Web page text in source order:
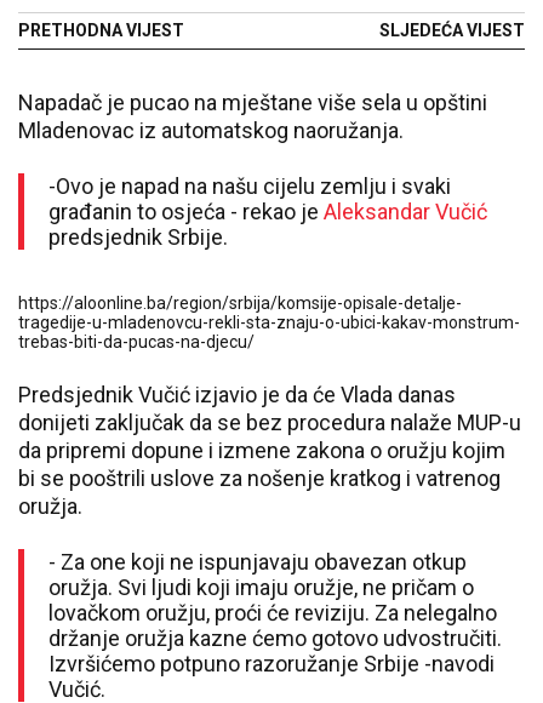
PRETHODNA VIJEST SLJEDEĆA VIJEST
Napadač je pucao na mještane više sela u opštini
Mladenovac iz automatskog naoružanja.
-Ovo je napad na našu cijelu zemlju i svaki
građanin to osjeća - rekao je Aleksandar Vučić
predsjednik Srbije.
https://aloonline.ba/region/srbija/komsije-opisale-detalje-
tragedije-u-mladenovcu-rekli-sta-znaju-o-ubici-kakav-monstrum-
trebas-biti-da-pucas-na-djecu/
Predsjednik Vučić izjavio je da će Vlada danas
donijeti zaključak da se bez procedura nalaže MUP-u
da pripremi dopune i izmene zakona o oružju kojim
bi se pooštrili uslove za nošenje kratkog i vatrenog
oružja.
- Za one koji ne ispunjavaju obavezan otkup
oružja. Svi ljudi koji imaju oružje, ne pričam o
lovačkom oružju, proći će reviziju. Za nelegalno
držanje oružja kazne ćemo gotovo udvostručiti.
Izvršićemo potpuno razoružanje Srbije -navodi
Vučić.